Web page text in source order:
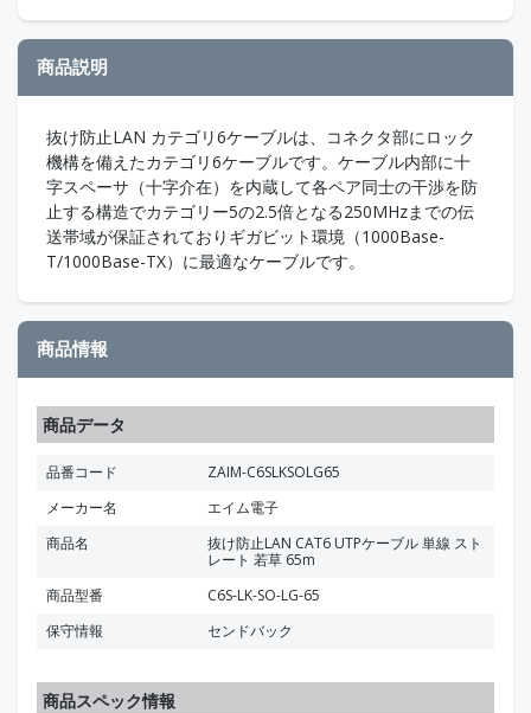
商品説明
抜け防止LAN カテゴリ6ケーブルは、コネクタ部にロック
機構を備えたカテゴリ6ケーブルです。ケーブル内部に十
字スペーサ（十字介在）を内蔵して各ペア同士の干渉を防
止する構造でカテゴリー5の2.5倍となる250MHzまでの伝
送帯域が保証されておりギガビット環境（1000Base-
T/1000Base-TX）に最適なケーブルです。
商品情報
商品データ
品番コード
ZAIM-C6SLKSOLG65
メーカー名
エイム電子
商品名
抜け防止LAN CAT6 UTPケーブル 単線 スト
レート 若草 65m
商品型番
C6S-LK-SO-LG-65
保守情報
センドバック
商品スペック情報